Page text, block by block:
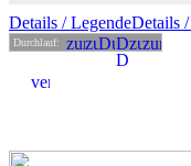
Details / LegendeDetails /
Durchlauf: